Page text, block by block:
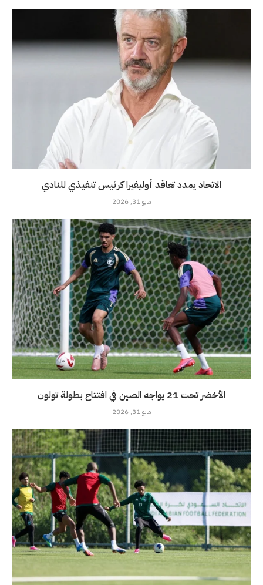
الاتحاد يمدد تعاقد أوليفيرا كرئيس تنفيذي للنادي
مايو 31, 2026
الأخضر تحت 21 يواجه الصين في افتتاح بطولة تولون
مايو 31, 2026